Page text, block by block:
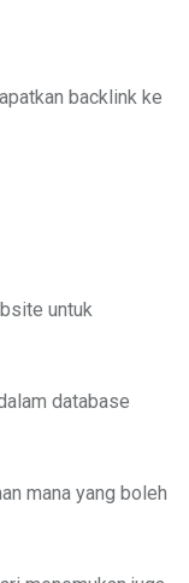
backlink ke
untuk
database
mana yang boleh